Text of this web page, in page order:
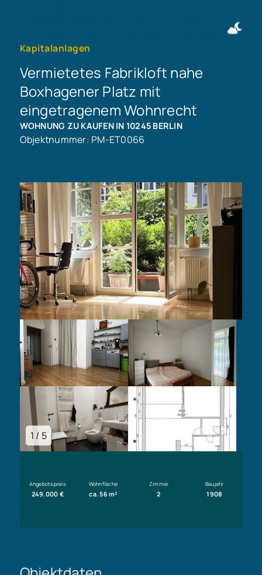
Kapitalanlagen
Vermietetes Fabrikloft nahe
Boxhagener Platz mit
eingetragenem Wohnrecht
WOHNUNG ZU KAUFEN IN 10245 BERLIN
Objektnummer: PM-ET0066
1 / 5
Angebotspreis
249.000 €
Wohnfläche
ca. 56 m²
Zimmer
2
Baujahr
1908